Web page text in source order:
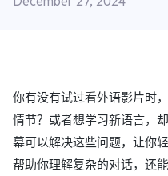
你有没有试过看外语影片时
情节？或者想学习新语言，
幕可以解决这些问题，让你
帮助你理解复杂的对话，还